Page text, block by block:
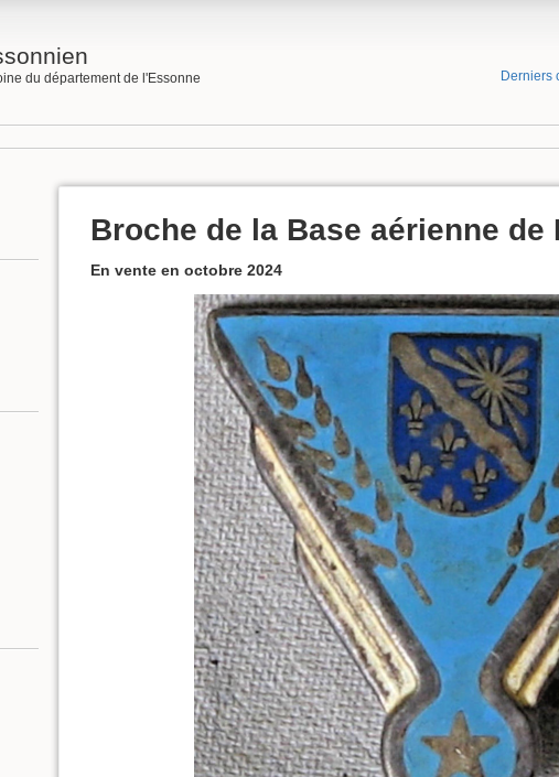
du département de l'Essonne Derniers
Broche de la Base aérienne de
En vente en octobre 2024